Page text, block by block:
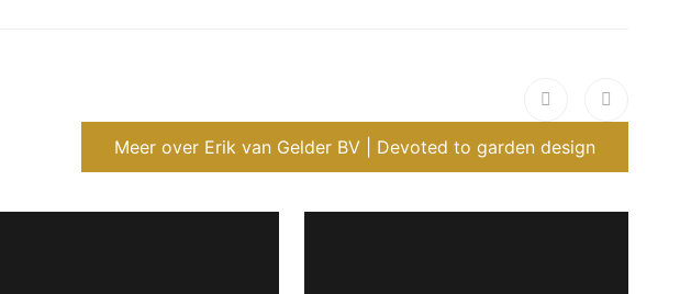
Meer over Erik van Gelder BV | Devoted to garden design